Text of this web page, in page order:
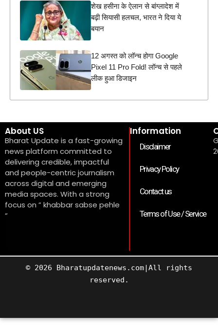
शेख हसीना के ऐलान से बांग्लादेश में
बढ़ी सियासी हलचल, भारत ने दिया ये
बयान
12 अगस्त को लॉन्च होगा Google
Pixel 11 Pro Fold! लॉन्च से पहले
लीक हुआ डिजाइन
About US
Bharat Update is a fast-growing
news platform committed to
delivering credible, impactful
and people-centric journalism
across digital and emerging
media spaces. With a strong
focus on ” khabbar sabse pehle
“
Information
Disclaimer
Privacy Policy
Contact us
Terms of Use / Service
© 2026 Bharatupdatenews.com|All rights
reserved.